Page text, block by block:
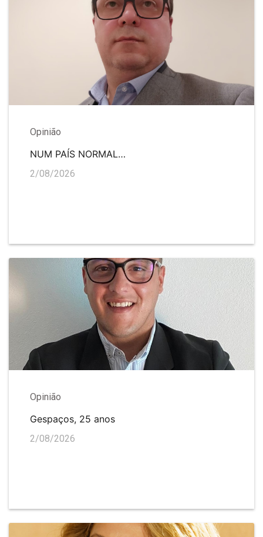
Opinião
NUM PAÍS NORMAL…
2/08/2026
Opinião
Gespaços, 25 anos
2/08/2026